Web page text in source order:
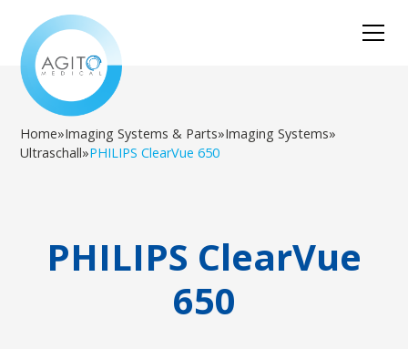
Home»Imaging Systems & Parts»Imaging Systems»
Ultraschall»PHILIPS ClearVue 650
PHILIPS ClearVue
650